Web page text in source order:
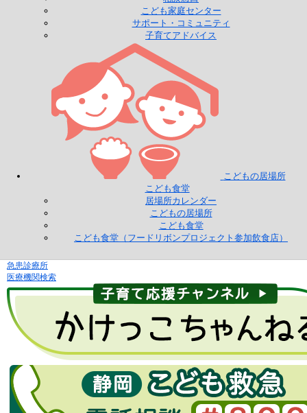
こども家庭センター
サポート・コミュニティ
子育てアドバイス
こどもの居場所
こども食堂
居場所カレンダー
こどもの居場所
こども食堂
こども食堂（フードリボンプロジェクト参加飲食店）
急患診療所
医療機関検索